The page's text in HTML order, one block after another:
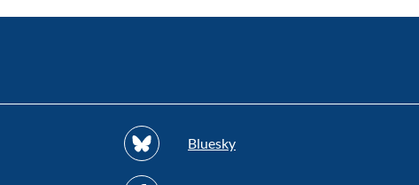
Bluesky